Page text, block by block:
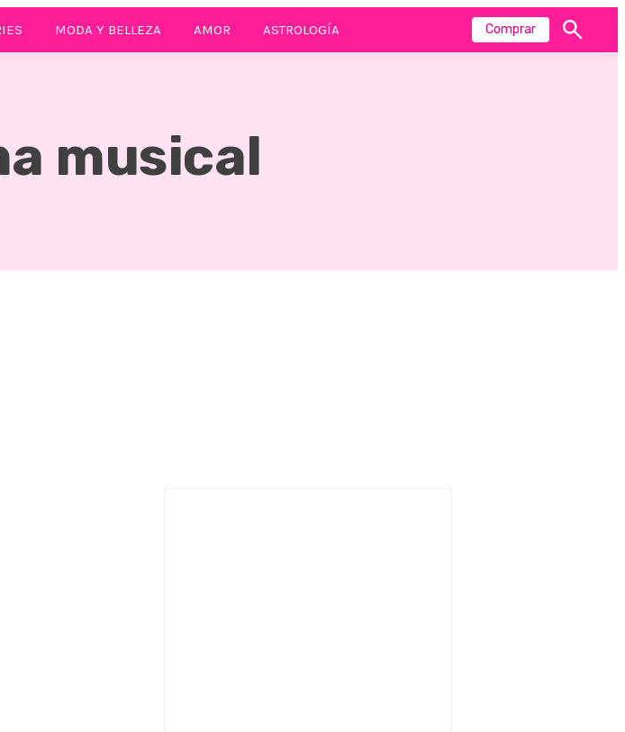
MODA Y BELLEZA AMOR ASTROLOGÍA Comprar
Mostrar
musical